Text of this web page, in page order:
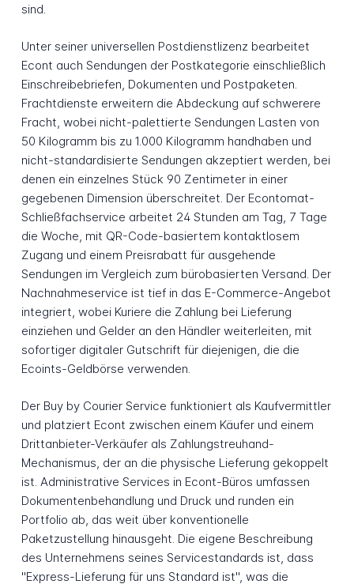
sind.
Unter seiner universellen Postdienstlizenz bearbeitet
Econt auch Sendungen der Postkategorie einschließlich
Einschreibebriefen, Dokumenten und Postpaketen.
Frachtdienste erweitern die Abdeckung auf schwerere
Fracht, wobei nicht-palettierte Sendungen Lasten von
50 Kilogramm bis zu 1.000 Kilogramm handhaben und
nicht-standardisierte Sendungen akzeptiert werden, bei
denen ein einzelnes Stück 90 Zentimeter in einer
gegebenen Dimension überschreitet. Der Econtomat-
Schließfachservice arbeitet 24 Stunden am Tag, 7 Tage
die Woche, mit QR-Code-basiertem kontaktlosem
Zugang und einem Preisrabatt für ausgehende
Sendungen im Vergleich zum bürobasierten Versand. Der
Nachnahmeservice ist tief in das E-Commerce-Angebot
integriert, wobei Kuriere die Zahlung bei Lieferung
einziehen und Gelder an den Händler weiterleiten, mit
sofortiger digitaler Gutschrift für diejenigen, die die
Ecoints-Geldbörse verwenden.
Der Buy by Courier Service funktioniert als Kaufvermittler
und platziert Econt zwischen einem Käufer und einem
Drittanbieter-Verkäufer als Zahlungstreuhand-
Mechanismus, der an die physische Lieferung gekoppelt
ist. Administrative Services in Econt-Büros umfassen
Dokumentenbehandlung und Druck und runden ein
Portfolio ab, das weit über konventionelle
Paketzustellung hinausgeht. Die eigene Beschreibung
des Unternehmens seines Servicestandards ist, dass
"Express-Lieferung für uns Standard ist", was die